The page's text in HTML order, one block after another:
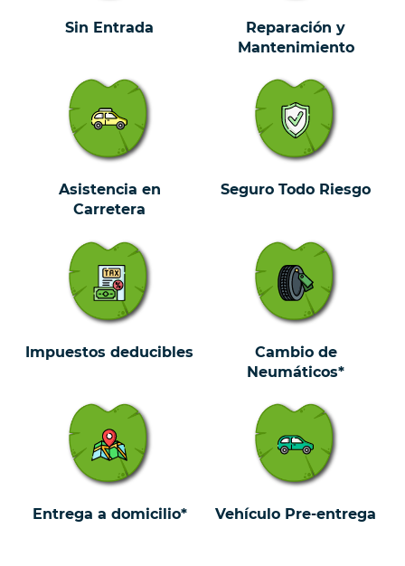
Sin Entrada
Reparación y
Mantenimiento
Asistencia en
Carretera
Seguro Todo Riesgo
Impuestos deducibles
Cambio de
Neumáticos*
Entrega a domicilio* Vehículo Pre-entrega